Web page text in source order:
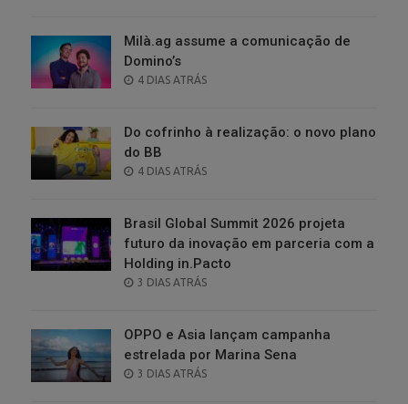
Milà.ag assume a comunicação de
Domino’s
POSTED
4 DIAS ATRÁS
Do cofrinho à realização: o novo plano
do BB
POSTED
4 DIAS ATRÁS
Brasil Global Summit 2026 projeta
futuro da inovação em parceria com a
Holding in.Pacto
POSTED
3 DIAS ATRÁS
OPPO e Asia lançam campanha
estrelada por Marina Sena
POSTED
3 DIAS ATRÁS